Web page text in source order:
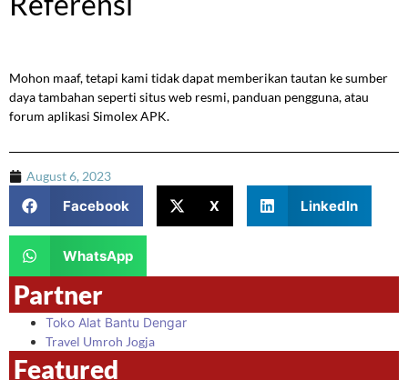
Mohon maaf, tetapi kami tidak dapat memberikan tautan ke sumber
daya tambahan seperti situs web resmi, panduan pengguna, atau
forum aplikasi Simolex APK.
August 6, 2023
Facebook X LinkedIn
WhatsApp
Partner
Toko Alat Bantu Dengar
Travel Umroh Jogja
Featured